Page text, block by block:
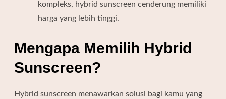
kompleks, hybrid sunscreen cenderung memiliki
harga yang lebih tinggi.
Mengapa Memilih Hybrid
Sunscreen?
Hybrid sunscreen menawarkan solusi bagi kamu yang